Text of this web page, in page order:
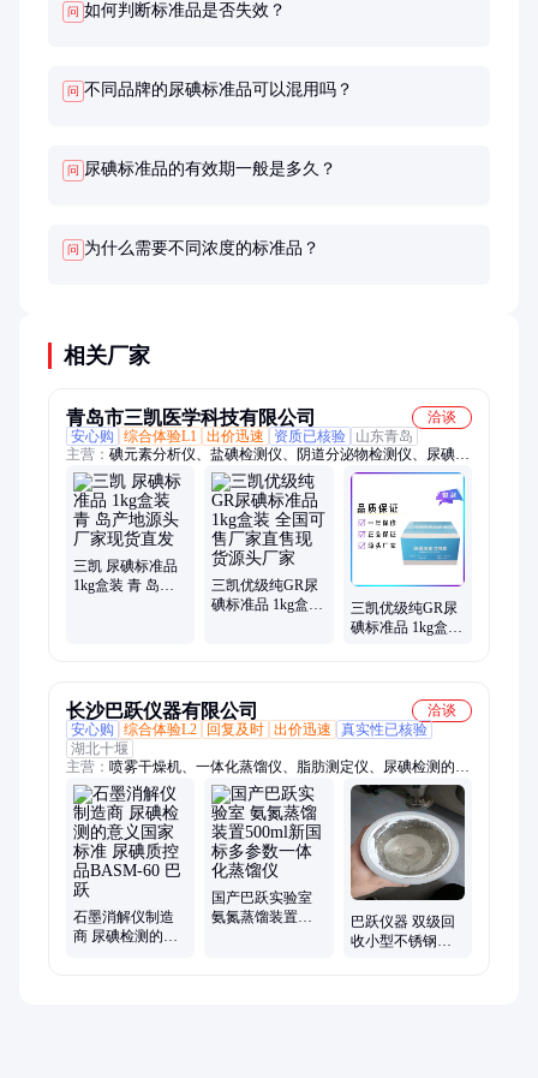
问 如何判断标准品是否失效？
问 不同品牌的尿碘标准品可以混用吗？
问 尿碘标准品的有效期一般是多久？
问 为什么需要不同浓度的标准品？
相关厂家
青岛市三凯医学科技有限公司
洽谈
安心购
综合体验L1 出价迅速 资质已核验
山东青岛
主营： 碘元素分析仪、盐碘检测仪、阴道分泌物检测仪、尿碘检
测仪、微量元素分析仪、真菌荧光染色液、微生态判读系统、全
自动高锰酸盐指数分析仪
三凯 尿碘标准品
1kg盒装 青 岛产
三凯优级纯GR尿
碘标准品 1kg盒装
三凯优级纯GR尿
碘标准品 1kg盒装
长沙巴跃仪器有限公司
洽谈
安心购
综合体验L2 回复及时 出价迅速
真实性已核验
湖北十堰
主营： 喷雾干燥机、一体化蒸馏仪、脂肪测定仪、尿碘检测的意
义、COD消解仪、微波消解仪、石墨消解仪、二氧化硫蒸馏仪、
固相萃取仪、细胞计数器、微生物限度检测仪、翻转振荡器
石墨消解仪制造
商 尿碘检测的意
国产巴跃实验室
氨氮蒸馏装置
巴跃仪器 双级回
收小型不锈钢自